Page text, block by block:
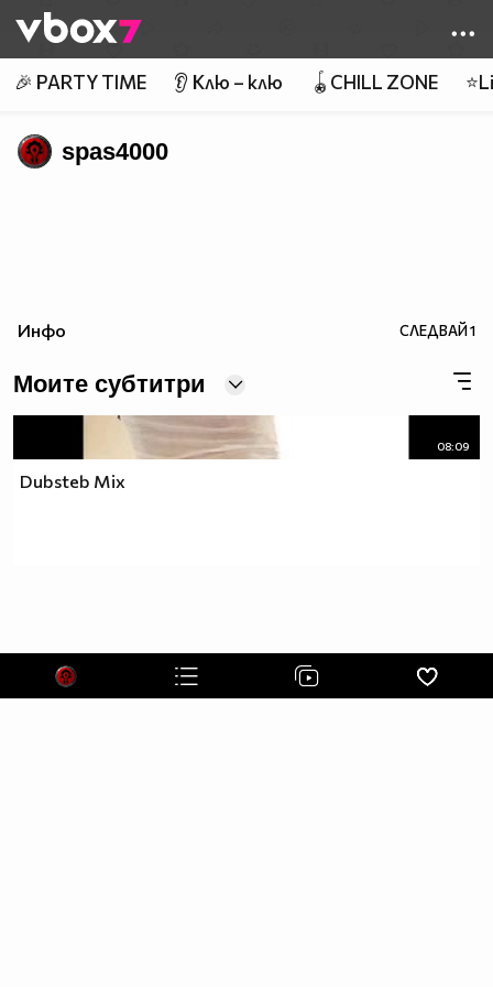
👾
🎉 PARTY TIME 👂 Клю – клю 🪀CHILL ZONE
spas4000
Инфо СЛЕДВАЙ1
Моите субтитри
08:09
Dubsteb Mix